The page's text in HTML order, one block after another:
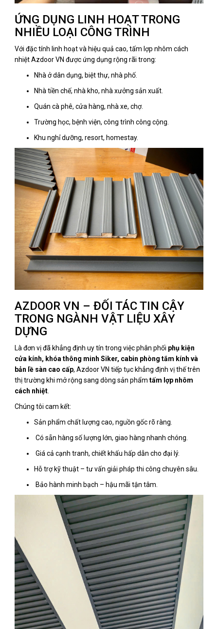
ỨNG DỤNG LINH HOẠT TRONG
NHIỀU LOẠI CÔNG TRÌNH
Với đặc tính linh hoạt và hiệu quả cao, tấm lợp nhôm cách
nhiệt Azdoor VN được ứng dụng rộng rãi trong:
Nhà ở dân dụng, biệt thự, nhà phố.
Nhà tiền chế, nhà kho, nhà xưởng sản xuất.
Quán cà phê, cửa hàng, nhà xe, chợ.
Trường học, bệnh viện, công trình công cộng.
Khu nghỉ dưỡng, resort, homestay.
AZDOOR VN – ĐỐI TÁC TIN CẬY
TRONG NGÀNH VẬT LIỆU XÂY
DỰNG
Là đơn vị đã khẳng định uy tín trong việc phân phối phụ kiện
cửa kính, khóa thông minh Siker, cabin phòng tắm kính và
bản lề sàn cao cấp, Azdoor VN tiếp tục khẳng định vị thế trên
thị trường khi mở rộng sang dòng sản phẩm tấm lợp nhôm
cách nhiệt.
Chúng tôi cam kết:
Sản phẩm chất lượng cao, nguồn gốc rõ ràng.
Có sẵn hàng số lượng lớn, giao hàng nhanh chóng.
Giá cả cạnh tranh, chiết khấu hấp dẫn cho đại lý.
Hỗ trợ kỹ thuật – tư vấn giải pháp thi công chuyên sâu.
Bảo hành minh bạch – hậu mãi tận tâm.